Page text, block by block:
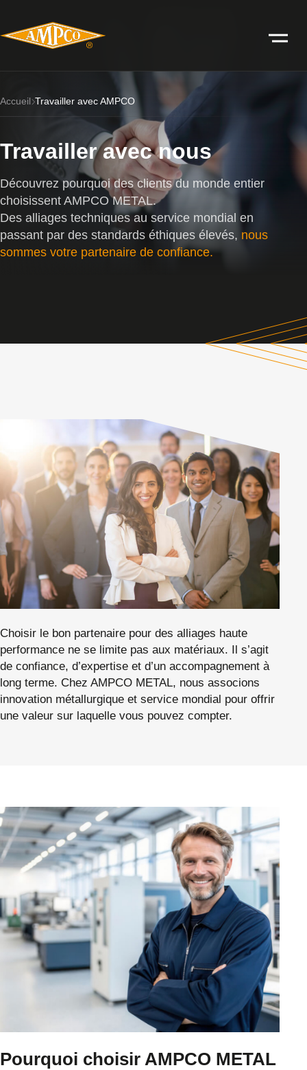
Accueil Travailler avec AMPCO
Travailler avec nous
Découvrez pourquoi des clients du monde entier
choisissent AMPCO METAL.
Des alliages techniques au service mondial en
passant par des standards éthiques élevés, nous
sommes votre partenaire de confiance.
Choisir le bon partenaire pour des alliages haute
performance ne se limite pas aux matériaux. Il s’agit
de confiance, d’expertise et d’un accompagnement à
long terme. Chez AMPCO METAL, nous associons
innovation métallurgique et service mondial pour offrir
une valeur sur laquelle vous pouvez compter.
Pourquoi choisir AMPCO METAL